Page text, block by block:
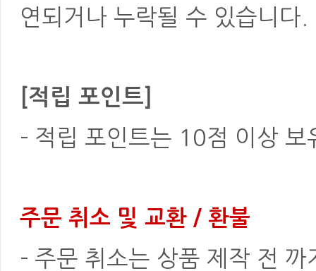
연되거나 누락될 수 있습니다.
[적립 포인트]
- 적립 포인트는 10점 이상
주문 취소 및 교환 / 환불
- 주문 취소는 상품 제작 전